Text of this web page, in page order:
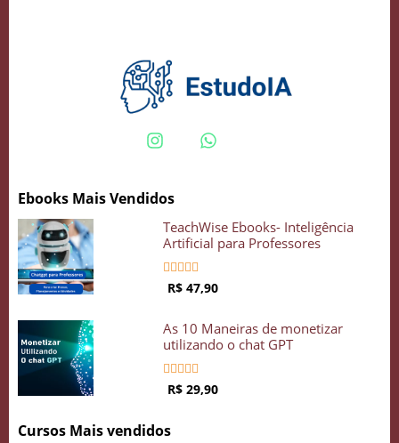
Ebooks Mais Vendidos
TeachWise Ebooks- Inteligência
Artificial para Professores
    
R$ 47,90
As 10 Maneiras de monetizar
utilizando o chat GPT
    
R$ 29,90
Cursos Mais vendidos